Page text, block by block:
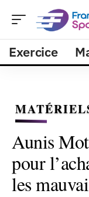
Exercice
Aunis
pour
les